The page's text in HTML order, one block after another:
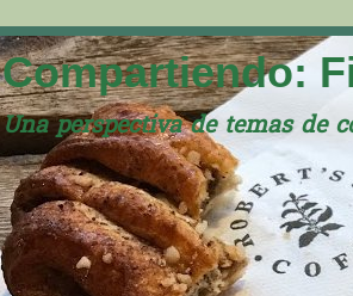
Compartiendo:
Una perspectiva de temas de